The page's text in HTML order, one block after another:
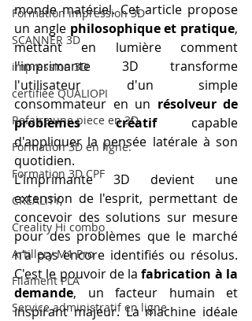
Formation impression 3D
SCANNER 3D
impression 3D
certifiée QUALIOPI
Refaire une piece en 3D
Formation 3D en ligne.
Formation 3D CPF
CREALITY,
Creality Hi combo
Artillery M1 Pro
Filament PLA
Service administratif en ligne
monde matériel. Cet article propose
un angle philosophique et pratique,
mettant en lumière comment
l'imprimante 3D transforme
l'utilisateur d'un simple
consommateur en un résolveur de
problèmes créatif capable
d'appliquer la pensée latérale à son
quotidien.
L'imprimante 3D devient une
extension de l'esprit, permettant de
concevoir des solutions sur mesure
pour des problèmes que le marché
n'a pas encore identifiés ou résolus.
C'est le pouvoir de la fabrication à la
demande, un facteur humain et
inspirant majeur. La machine idéale